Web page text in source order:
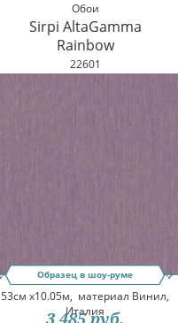
Обои
Sirpi AltaGamma
Rainbow
22601
Образец в шоу-руме
53см x10.05м, материал Винил,
Италия
3 485 руб.